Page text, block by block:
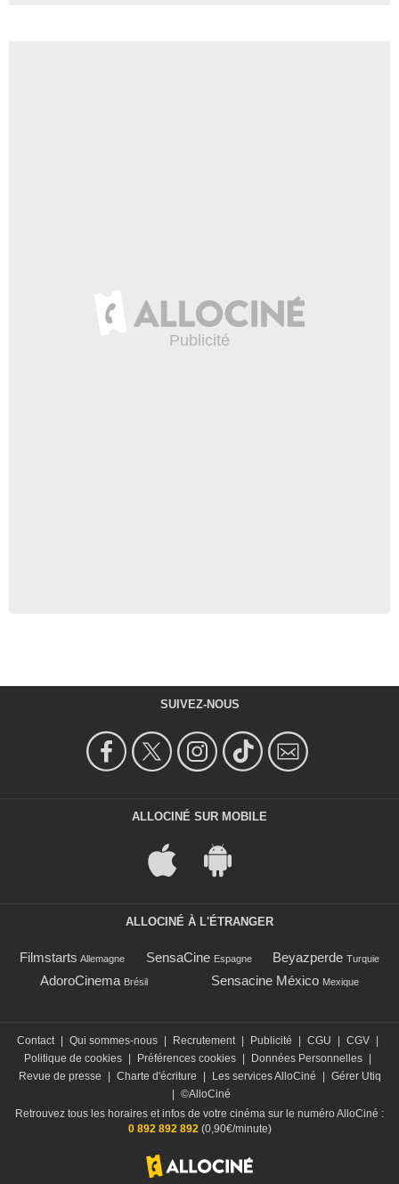
SUIVEZ-NOUS
ALLOCINÉ SUR MOBILE
ALLOCINÉ À L'ÉTRANGER
Filmstarts Allemagne SensaCine Espagne Beyazperde Turquie
AdoroCinema Brésil Sensacine México Mexique
Contact Qui sommes-nous Recrutement Publicité CGU CGV
Politique de cookies
Préférences cookies Données Personnelles
Revue de presse
Charte d'écriture Les services AlloCiné
Gérer Utiq
©AlloCiné
Retrouvez tous les horaires et infos de votre cinéma sur le numéro AlloCiné :
0 892 892 892(0,90€/minute)